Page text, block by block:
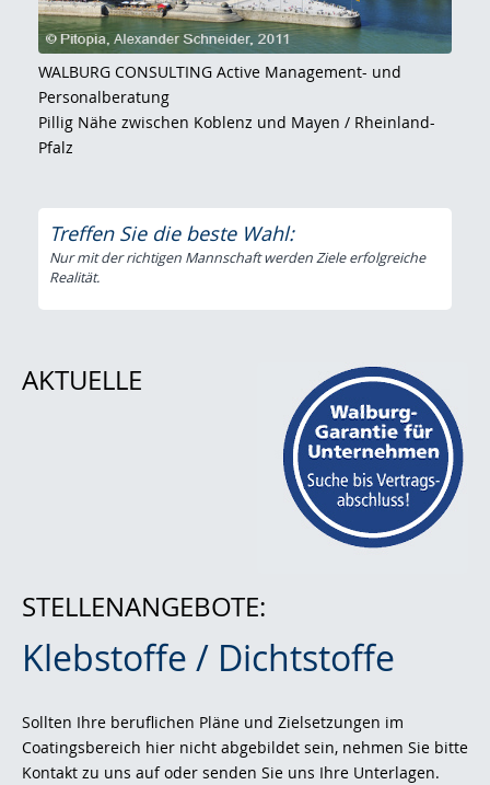
WALBURG CONSULTING Active Management- und
Personalberatung
Pillig Nähe zwischen Koblenz und Mayen / Rheinland-
Pfalz
Treffen Sie die beste Wahl:
Nur mit der richtigen Mannschaft werden Ziele erfolgreiche
Realität.
AKTUELLE
STELLENANGEBOTE:
Klebstoffe / Dichtstoffe
Sollten Ihre beruflichen Pläne und Zielsetzungen im
Coatingsbereich hier nicht abgebildet sein, nehmen Sie bitte
Kontakt zu uns auf oder senden Sie uns Ihre Unterlagen.